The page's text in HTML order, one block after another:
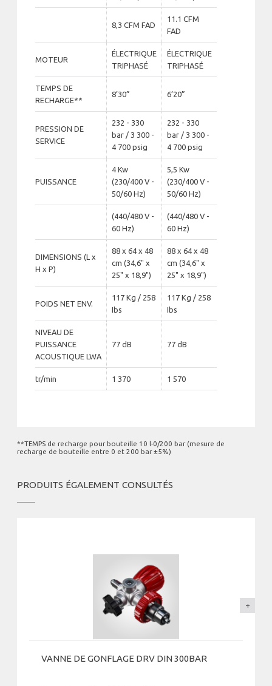
8,3 CFM FAD
11.1 CFM
FAD
MOTEUR
ÉLECTRIQUE
TRIPHASÉ
ÉLECTRIQUE
TRIPHASÉ
TEMPS DE
RECHARGE**
8’30” 6’20”
PRESSION DE
SERVICE
232 - 330
bar / 3 300 -
4 700 psig
232 - 330
bar / 3 300 -
4 700 psig
PUISSANCE
4 Kw
(230/400 V -
50/60 Hz)
5,5 Kw
(230/400 V -
50/60 Hz)
(440/480 V -
60 Hz)
(440/480 V -
60 Hz)
DIMENSIONS (L x
H x P)
88 x 64 x 48
cm (34,6" x
25" x 18,9")
88 x 64 x 48
cm (34,6" x
25" x 18,9")
POIDS NET ENV.
117 Kg / 258
Ibs
117 Kg / 258
Ibs
NIVEAU DE
PUISSANCE
ACOUSTIQUE LWA
77 dB 77 dB
tr/min 1 370 1 570
**TEMPS de recharge pour bouteille 10 l-0/200 bar (mesure de
recharge de bouteille entre 0 et 200 bar ±5%)
PRODUITS ÉGALEMENT CONSULTÉS
VANNE DE GONFLAGE DRV DIN 300BAR